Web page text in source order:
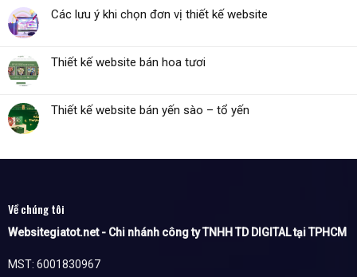
Các lưu ý khi chọn đơn vị thiết kế website
Thiết kế website bán hoa tươi
Thiết kế website bán yến sào – tổ yến
Về chúng tôi
Websitegiatot.net - Chi nhánh công ty TNHH TD DIGITAL tại TPHCM
MST: 6001830967